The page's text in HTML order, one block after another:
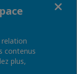
ou risque
FINEXPERT
Générale,
BRD
relation
contenus
plus,